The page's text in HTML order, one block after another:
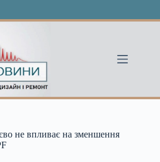
не впливає на зменшення